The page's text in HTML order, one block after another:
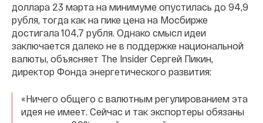
доллара 23 марта на минимуме опустилась до 94,9
рубля, тогда как на пике цена на Мосбирже
достигала 104,7 рубля. Однако смысл идеи
заключается далеко не в поддержке национальной
валюты, объясняет The Insider Сергей Пикин,
директор Фонда энергетического развития:
«Ничего общего с валютным регулированием эта
идея не имеет. Сейчас и так экспортеры обязаны